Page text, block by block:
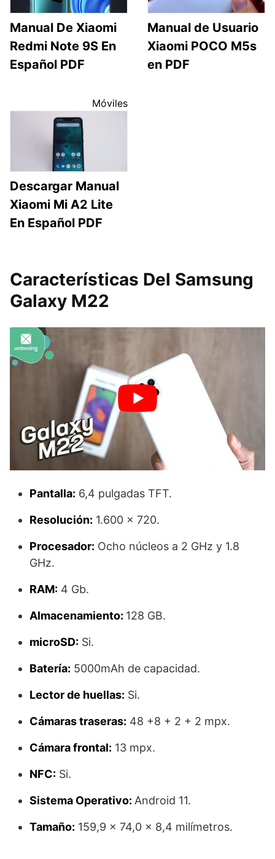
Manual De Xiaomi
Redmi Note 9S En
Español PDF
Manual de Usuario
Xiaomi POCO M5s
en PDF
Móviles
Descargar Manual
Xiaomi Mi A2 Lite
En Español PDF
Características Del Samsung
Galaxy M22
Pantalla: 6,4 pulgadas TFT.
Resolución: 1.600 x 720.
Procesador: Ocho núcleos a 2 GHz y 1.8
GHz.
RAM: 4 Gb.
Almacenamiento: 128 GB.
microSD: Si.
Batería: 5000mAh de capacidad.
Lector de huellas: Si.
Cámaras traseras: 48 +8 + 2 + 2 mpx.
Cámara frontal: 13 mpx.
NFC: Si.
Sistema Operativo: Android 11.
Tamaño: 159,9 x 74,0 x 8,4 milímetros.